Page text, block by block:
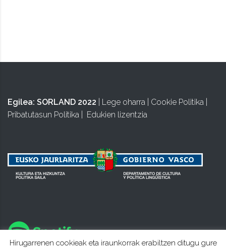
Egilea: SORLAND 2022 Lege oharra Cookie Politika
Pribatutasun Politika
Edukien lizentzia
Hirugarrenen cookieak eta iraunkorrak erabiltzen ditugu gure